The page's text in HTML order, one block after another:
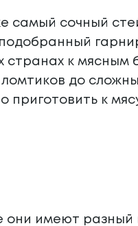
самый сочный
странах к
до
приготовить к
они имеют разный